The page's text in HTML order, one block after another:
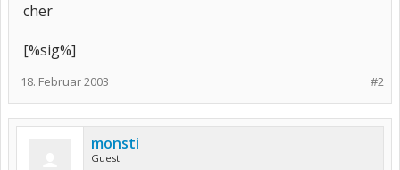
cher
[%sig%]
#2
18. Februar 2003
monsti
Guest